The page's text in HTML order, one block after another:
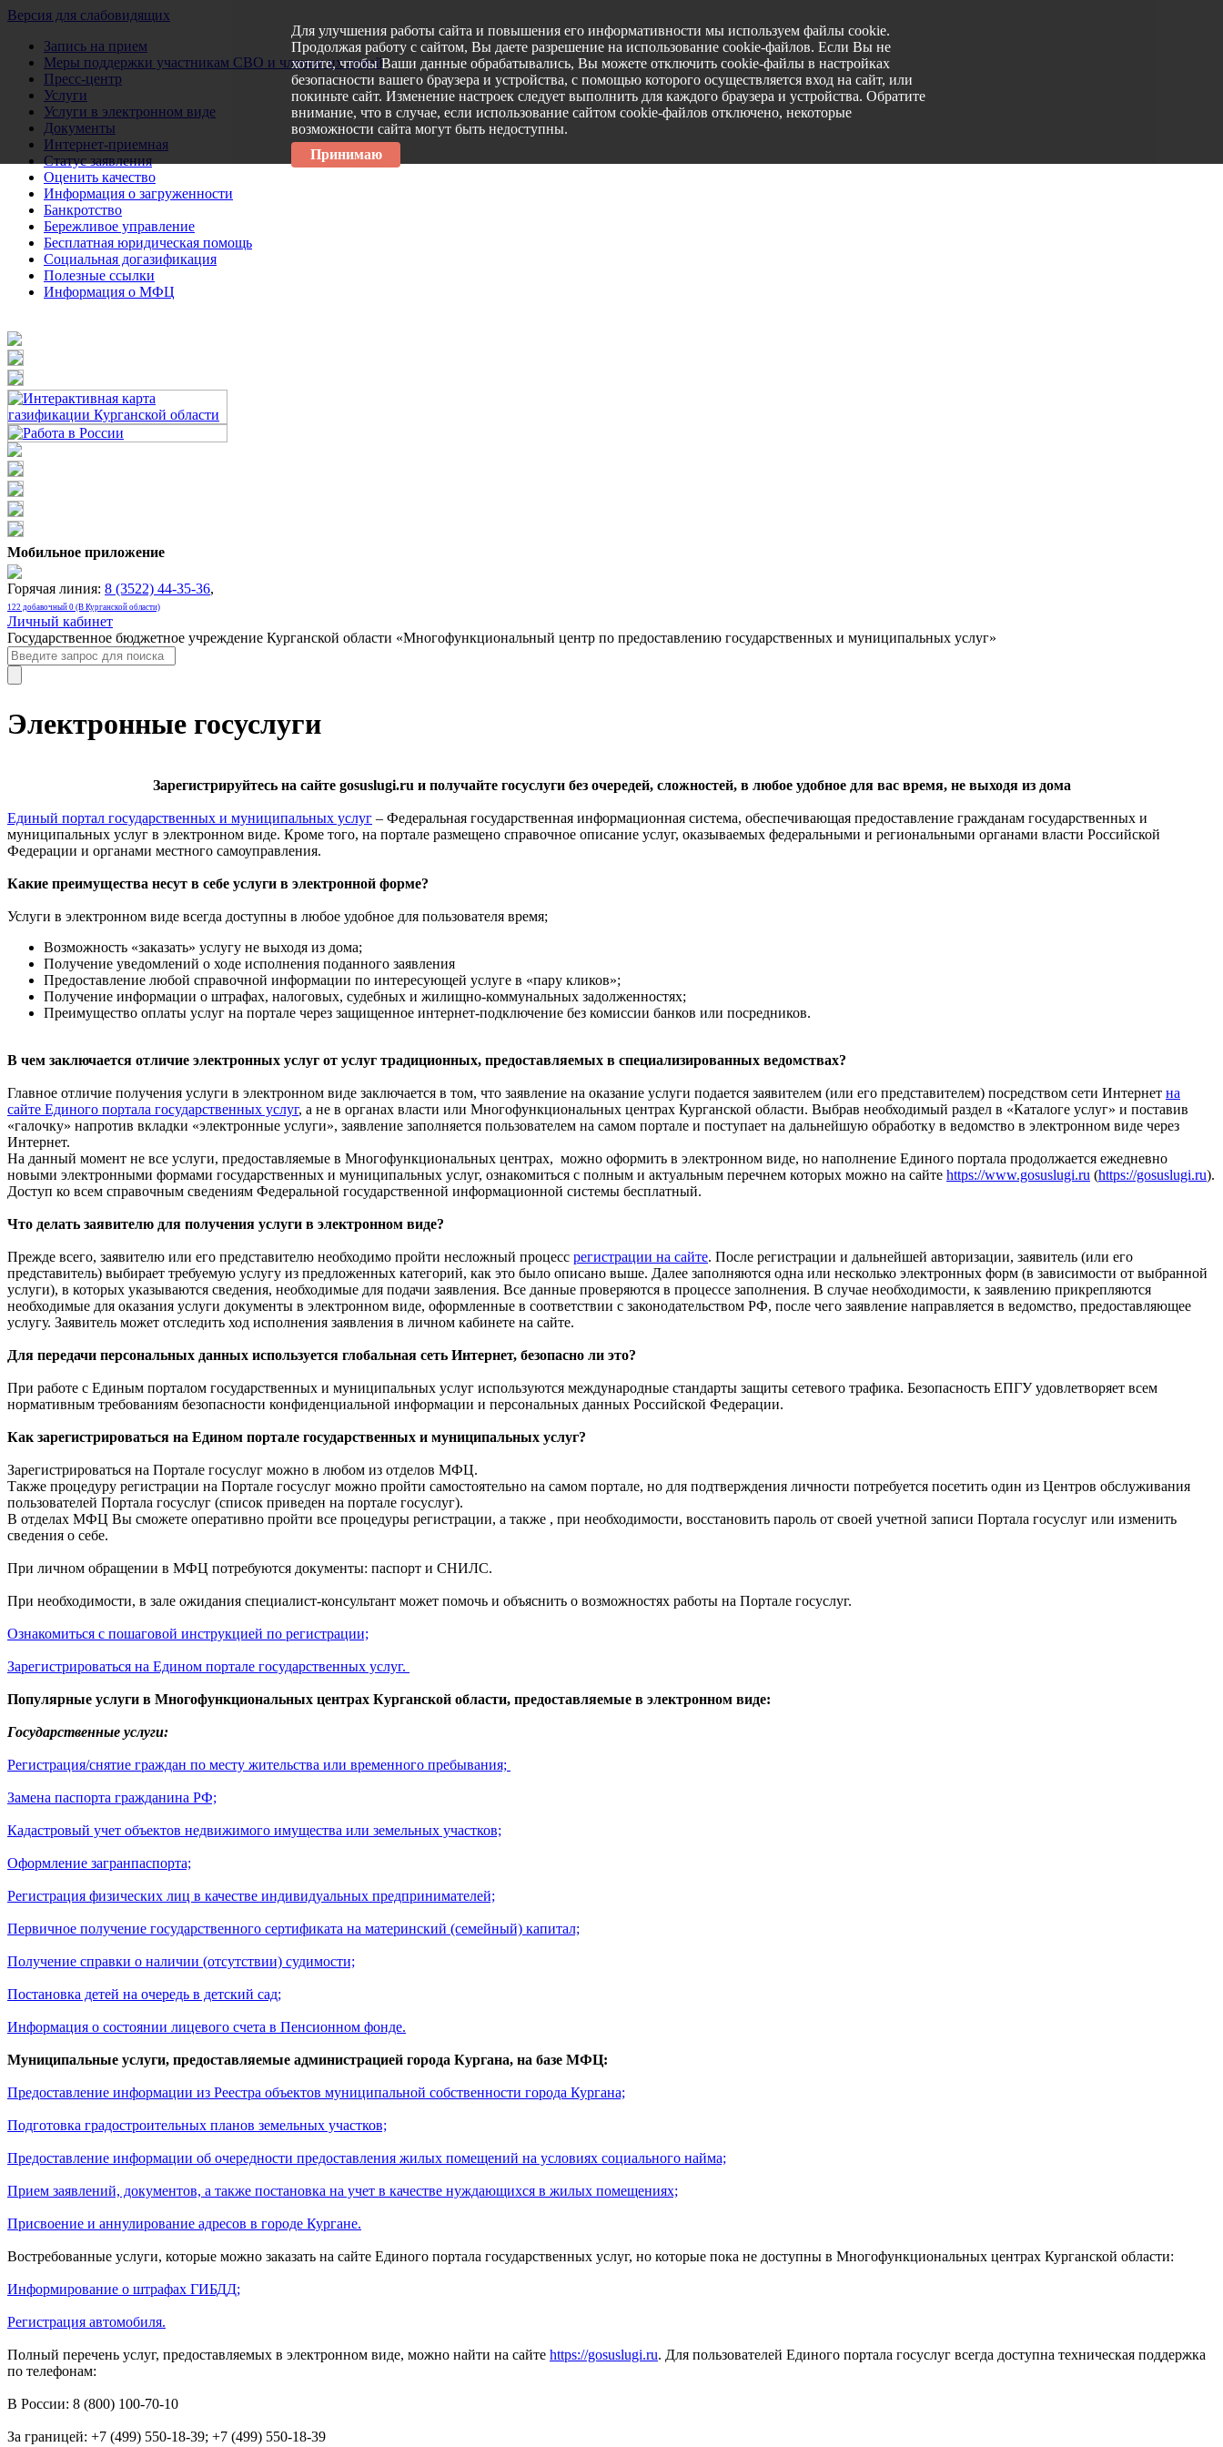
Версия для слабовидящих
Запись на прием
Меры поддержки участникам СВО и членам их семей
Пресс-центр
Услуги
Услуги в электронном виде
Документы
Интернет-приемная
Статус заявления
Оценить качество
Информация о загруженности
Банкротство
Бережливое управление
Бесплатная юридическая помощь
Социальная догазификация
Полезные ссылки
Информация о МФЦ
Мобильное приложение
Горячая линия: 8 (3522) 44-35-36,
122 добавочный 0 (В Курганской области)
Личный кабинет
Государственное бюджетное учреждение Курганской области «Многофункциональный центр по предоставлению государственных и муниципальных услуг»
Электронные госуслуги
Зарегистрируйтесь на сайте gosuslugi.ru и получайте госуслуги без очередей, сложностей, в любое удобное для вас время, не выходя из дома
Единый портал государственных и муниципальных услуг – Федеральная государственная информационная система, обеспечивающая предоставление гражданам государственных и
муниципальных услуг в электронном виде. Кроме того, на портале размещено справочное описание услуг, оказываемых федеральными и региональными органами власти Российской
Федерации и органами местного самоуправления.
Какие преимущества несут в себе услуги в электронной форме?
Услуги в электронном виде всегда доступны в любое удобное для пользователя время;
Возможность «заказать» услугу не выходя из дома;
Получение уведомлений о ходе исполнения поданного заявления
Предоставление любой справочной информации по интересующей услуге в «пару кликов»;
Получение информации о штрафах, налоговых, судебных и жилищно-коммунальных задолженностях;
Преимущество оплаты услуг на портале через защищенное интернет-подключение без комиссии банков или посредников.
В чем заключается отличие электронных услуг от услуг традиционных, предоставляемых в специализированных ведомствах?
Главное отличие получения услуги в электронном виде заключается в том, что заявление на оказание услуги подается заявителем (или его представителем) посредством сети Интернет на
сайте Единого портала государственных услуг, а не в органах власти или Многофункциональных центрах Курганской области. Выбрав необходимый раздел в «Каталоге услуг» и поставив
«галочку» напротив вкладки «электронные услуги», заявление заполняется пользователем на самом портале и поступает на дальнейшую обработку в ведомство в электронном виде через
Интернет.
На данный момент не все услуги, предоставляемые в Многофункциональных центрах, можно оформить в электронном виде, но наполнение Единого портала продолжается ежедневно
новыми электронными формами государственных и муниципальных услуг, ознакомиться с полным и актуальным перечнем которых можно на сайте https://www.gosuslugi.ru (https://gosuslugi.ru).
Доступ ко всем справочным сведениям Федеральной государственной информационной системы бесплатный.
Что делать заявителю для получения услуги в электронном виде?
Прежде всего, заявителю или его представителю необходимо пройти несложный процесс регистрации на сайте. После регистрации и дальнейшей авторизации, заявитель (или его
представитель) выбирает требуемую услугу из предложенных категорий, как это было описано выше. Далее заполняются одна или несколько электронных форм (в зависимости от выбранной
услуги), в которых указываются сведения, необходимые для подачи заявления. Все данные проверяются в процессе заполнения. В случае необходимости, к заявлению прикрепляются
необходимые для оказания услуги документы в электронном виде, оформленные в соответствии с законодательством РФ, после чего заявление направляется в ведомство, предоставляющее
услугу. Заявитель может отследить ход исполнения заявления в личном кабинете на сайте.
Для передачи персональных данных используется глобальная сеть Интернет, безопасно ли это?
При работе с Единым порталом государственных и муниципальных услуг используются международные стандарты защиты сетевого трафика. Безопасность ЕПГУ удовлетворяет всем
нормативным требованиям безопасности конфиденциальной информации и персональных данных Российской Федерации.
Как зарегистрироваться на Едином портале государственных и муниципальных услуг?
Зарегистрироваться на Портале госуслуг можно в любом из отделов МФЦ.
Также процедуру регистрации на Портале госуслуг можно пройти самостоятельно на самом портале, но для подтверждения личности потребуется посетить один из Центров обслуживания
пользователей Портала госуслуг (список приведен на портале госуслуг).
В отделах МФЦ Вы сможете оперативно пройти все процедуры регистрации, а также , при необходимости, восстановить пароль от своей учетной записи Портала госуслуг или изменить
сведения о себе.
При личном обращении в МФЦ потребуются документы: паспорт и СНИЛС.
При необходимости, в зале ожидания специалист-консультант может помочь и объяснить о возможностях работы на Портале госуслуг.
Ознакомиться с пошаговой инструкцией по регистрации;
Зарегистрироваться на Едином портале государственных услуг.
Популярные услуги в Многофункциональных центрах Курганской области, предоставляемые в электронном виде:
Государственные услуги:
Регистрация/снятие граждан по месту жительства или временного пребывания;
Замена паспорта гражданина РФ;
Кадастровый учет объектов недвижимого имущества или земельных участков;
Оформление загранпаспорта;
Регистрация физических лиц в качестве индивидуальных предпринимателей;
Первичное получение государственного сертификата на материнский (семейный) капитал;
Получение справки о наличии (отсутствии) судимости;
Постановка детей на очередь в детский сад;
Информация о состоянии лицевого счета в Пенсионном фонде.
Муниципальные услуги, предоставляемые администрацией города Кургана, на базе МФЦ:
Предоставление информации из Реестра объектов муниципальной собственности города Кургана;
Подготовка градостроительных планов земельных участков;
Предоставление информации об очередности предоставления жилых помещений на условиях социального найма;
Прием заявлений, документов, а также постановка на учет в качестве нуждающихся в жилых помещениях;
Присвоение и аннулирование адресов в городе Кургане.
Востребованные услуги, которые можно заказать на сайте Единого портала государственных услуг, но которые пока не доступны в Многофункциональных центрах Курганской области:
Информирование о штрафах ГИБДД;
Регистрация автомобиля.
Полный перечень услуг, предоставляемых в электронном виде, можно найти на сайте https://gosuslugi.ru. Для пользователей Единого портала госуслуг всегда доступна техническая поддержка
по телефонам:
В России: 8 (800) 100-70-10
За границей: +7 (499) 550-18-39; +7 (499) 550-18-39
Для улучшения работы сайта и повышения его информативности мы используем файлы cookie.
Продолжая работу с сайтом, Вы даете разрешение на использование cookie-файлов. Если Вы не
хотите, чтобы Ваши данные обрабатывались, Вы можете отключить cookie-файлы в настройках
безопасности вашего браузера и устройства, с помощью которого осуществляется вход на сайт, или
покиньте сайт. Изменение настроек следует выполнить для каждого браузера и устройства. Обратите
внимание, что в случае, если использование сайтом cookie-файлов отключено, некоторые
возможности сайта могут быть недоступны.
Принимаю